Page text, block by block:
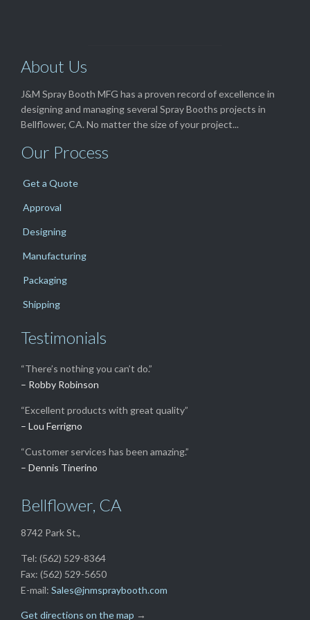
About Us
J&M Spray Booth MFG has a proven record of excellence in
designing and managing several Spray Booths projects in
Bellflower, CA. No matter the size of your project...
Our Process
Get a Quote
Approval
Designing
Manufacturing
Packaging
Shipping
Testimonials
“There’s nothing you can’t do.”
– Robby Robinson
“Excellent products with great quality”
– Lou Ferrigno
“Customer services has been amazing.”
– Dennis Tinerino
Bellflower, CA
8742 Park St.,
Tel: (562) 529-8364
Fax: (562) 529-5650
E-mail: Sales@jnmspraybooth.com
Get directions on the map →